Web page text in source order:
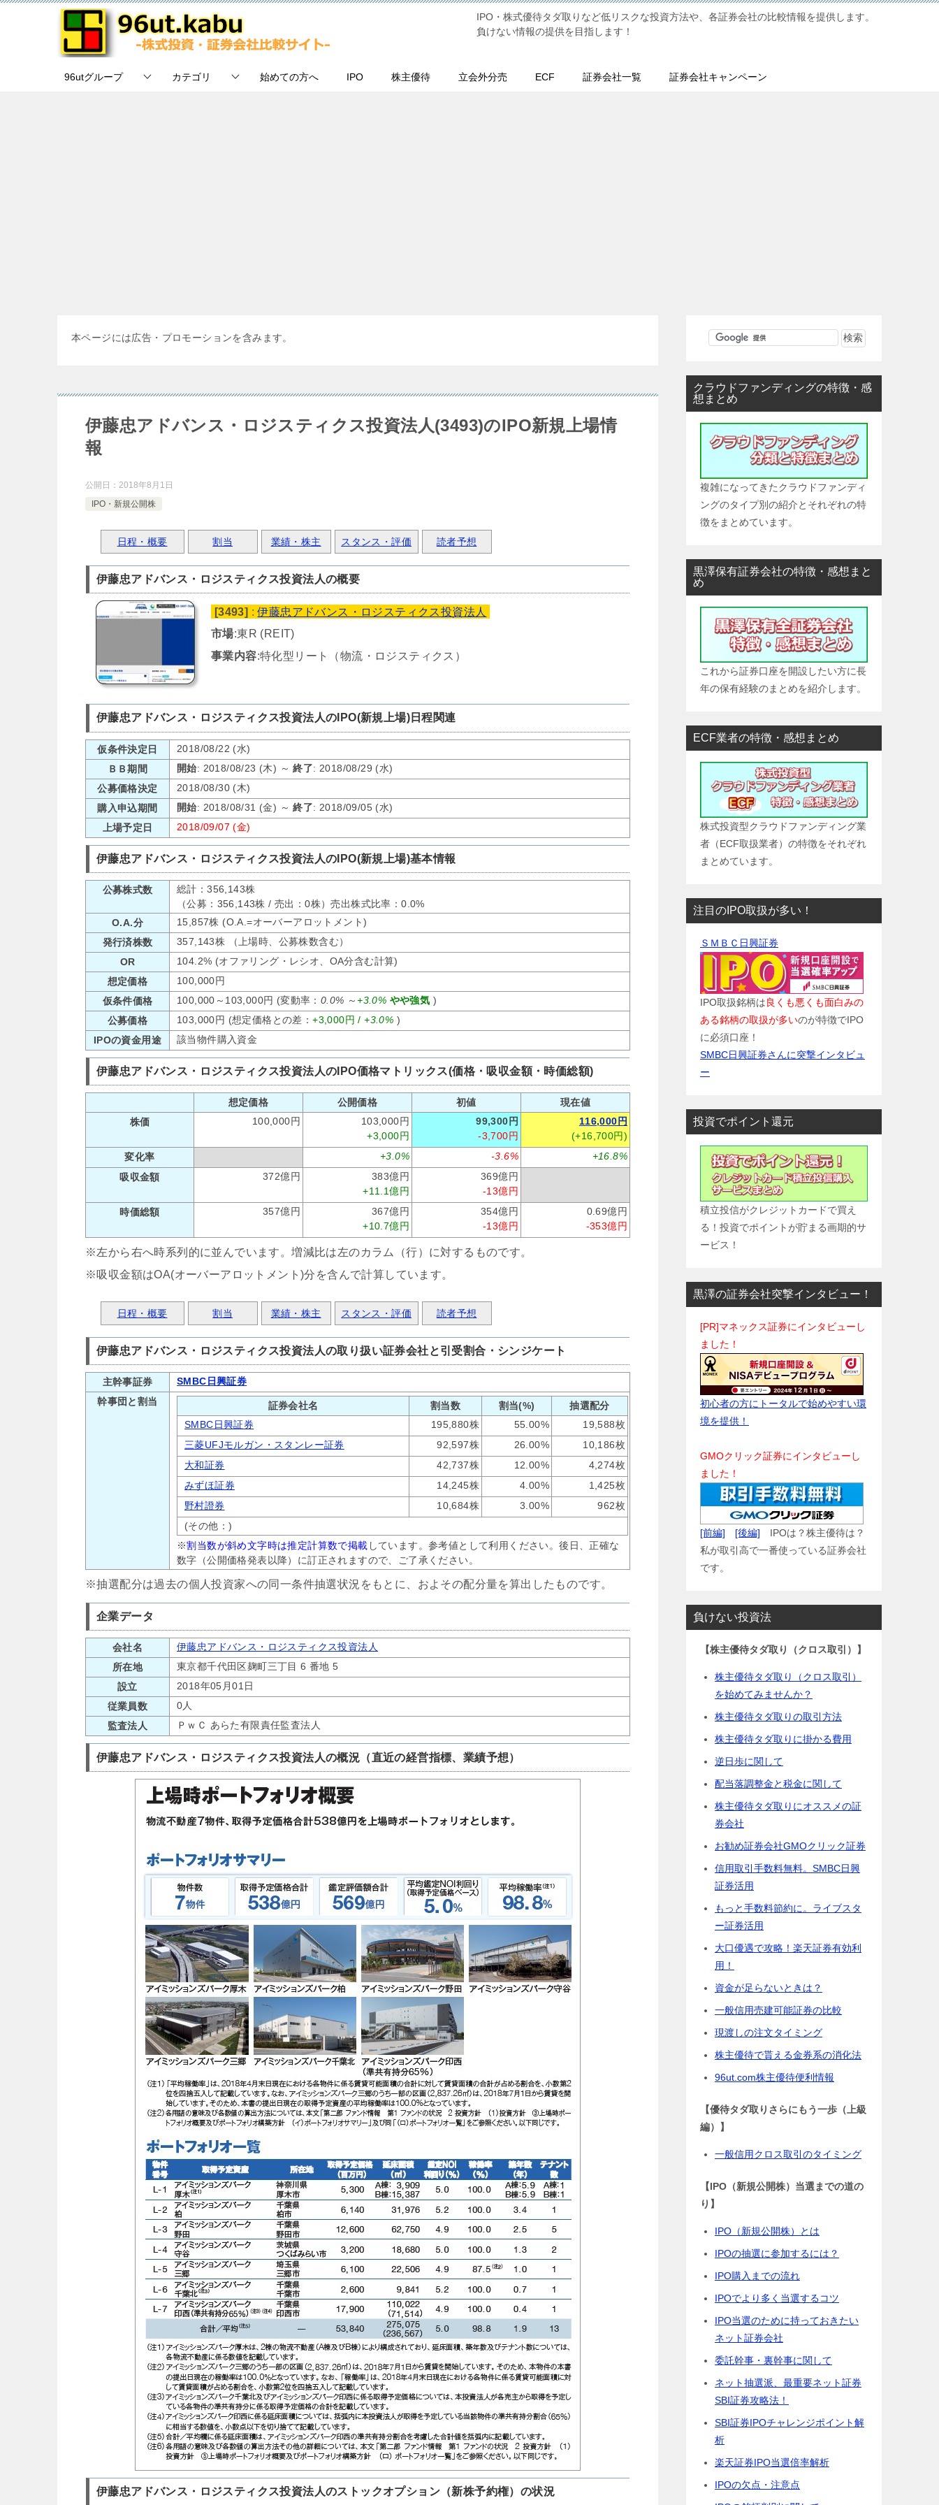
IPO・株式優待タダ取りなど低リスクな投資方法や、各証券会社の比較情報を提供します。
負けない情報の提供を目指します！
96utグループ カテゴリ 始めての方へ IPO 株主優待 立会外分売 ECF 証券会社一覧 証券会社キャンペーン
本ページには広告・プロモーションを含みます。
伊藤忠アドバンス・ロジスティクス投資法人(3493)のIPO新規上場情
報
公開日： 2018年8月1日
IPO・新規公開株
日程・概要 割当 業績・株主 スタンス・評価 読者予想
伊藤忠アドバンス・ロジスティクス投資法人の概要
[3493] :伊藤忠アドバンス・ロジスティクス投資法人
市場:東R (REIT)
事業内容:特化型リート（物流・ロジスティクス）
伊藤忠アドバンス・ロジスティクス投資法人のIPO(新規上場)日程関連
仮条件決定日
2018/08/22 (水)
ＢＢ期間
開始: 2018/08/23 (木) ～終了: 2018/08/29 (水)
公募価格決定
2018/08/30 (木)
購入申込期間
開始: 2018/08/31 (金) ～終了: 2018/09/05 (水)
上場予定日
2018/09/07 (金)
伊藤忠アドバンス・ロジスティクス投資法人のIPO(新規上場)基本情報
公募株式数
総計：356,143株
（公募：356,143株 / 売出：0株）売出株式比率：0.0%
O.A.分
15,857株 (O.A.=オーバーアロットメント)
発行済株数
357,143株 （上場時、公募株数含む）
OR
104.2% (オファリング・レシオ、OA分含む計算)
想定価格
100,000円
仮条件価格
100,000～103,000円 (変動率： 0.0% ～+3.0% やや強気 )
公募価格
103,000円 (想定価格との差：+3,000円 /+3.0% )
IPOの資金用途
該当物件購入資金
伊藤忠アドバンス・ロジスティクス投資法人のIPO価格マトリックス(価格・吸収金額・時価総額)
想定価格 公開価格 初値
現在値
株価
100,000円
103,000円
+3,000円
99,300円
-3,700円
116,000円
(+16,700円)
変化率
+3.0% -3.6%
+16.8%
吸収金額
372億円
383億円
+11.1億円
369億円
-13億円
時価総額
357億円
367億円
+10.7億円
354億円
-13億円
0.69億円
-353億円
※左から右へ時系列的に並んでいます。増減比は左のカラム（行）に対するものです。
※吸収金額はOA(オーバーアロットメント)分を含んで計算しています。
日程・概要 割当 業績・株主 スタンス・評価 読者予想
伊藤忠アドバンス・ロジスティクス投資法人の取り扱い証券会社と引受割合・シンジケート
主幹事証券
SMBC日興証券
幹事団と割当
証券会社名 割当数 割当(%)
抽選配分
SMBC日興証券
195,880株 55.00%
19,588枚
三菱UFJモルガン・スタンレー証券
92,597株 26.00%
10,186枚
大和証券
42,737株 12.00%
4,274枚
みずほ証券
14,245株 4.00%
1,425枚
野村證券
10,684株 3.00%
962枚
(その他：)
※割当数が斜め文字時は推定計算数で掲載 しています。参考値として利用ください。後日、正確な
数字（公開価格発表以降）に訂正されますので、ご了承ください。
※抽選配分は過去の個人投資家への同一条件抽選状況をもとに、およその配分量を算出したものです。
企業データ
会社名
伊藤忠アドバンス・ロジスティクス投資法人
所在地
東京都千代田区麹町三丁目 6 番地 5
設立
2018年05月01日
従業員数
0人
監査法人
ＰｗＣ あらた有限責任監査法人
伊藤忠アドバンス・ロジスティクス投資法人の概況（直近の経営指標、業績予想）
伊藤忠アドバンス・ロジスティクス投資法人のストックオプション（新株予約権）の状況
クラウドファンディングの特徴・感
想まとめ
複雑になってきたクラウドファンディ
ングのタイプ別の紹介とそれぞれの特
徴をまとめています。
黒澤保有証券会社の特徴・感想まと
め
これから証券口座を開設したい方に長
年の保有経験のまとめを紹介します。
ECF業者の特徴・感想まとめ
株式投資型クラウドファンディング業
者（ECF取扱業者）の特徴をそれぞれ
まとめています。
注目のIPO取扱が多い！
ＳＭＢＣ日興証券
IPO取扱銘柄は良くも悪くも面白みの
ある銘柄の取扱が多いのが特徴でIPO
に必須口座！
SMBC日興証券さんに突撃インタビュ
ー
投資でポイント還元
積立投信がクレジットカードで買え
る！投資でポイントが貯まる画期的サ
ービス！
黒澤の証券会社突撃インタビュー！
[PR]マネックス証券にインタビューし
ました！
初心者の方にトータルで始めやすい環
境を提供！
GMOクリック証券にインタビューし
ました！
[前編] [後編] IPOは？株主優待は？
私が取引高で一番使っている証券会社
です。
負けない投資法
【株主優待タダ取り（クロス取引）】
株主優待タダ取り（クロス取引）
を始めてみませんか？
株主優待タダ取りの取引方法
株主優待タダ取りに掛かる費用
逆日歩に関して
配当落調整金と税金に関して
株主優待タダ取りにオススメの証
券会社
お勧め証券会社GMOクリック証券
信用取引手数料無料。SMBC日興
証券活用
もっと手数料節約に。ライブスタ
ー証券活用
大口優遇で攻略！楽天証券有効利
用！
資金が足らないときは？
一般信用売建可能証券の比較
現渡しの注文タイミング
株主優待で貰える金券系の消化法
96ut.com株主優待便利情報
【優待タダ取りさらにもう一歩（上級
編）】
一般信用クロス取引のタイミング
【IPO（新規公開株）当選までの道の
り】
IPO（新規公開株）とは
IPOの抽選に参加するには？
IPO購入までの流れ
IPOでより多く当選するコツ
IPO当選のために持っておきたい
ネット証券会社
委託幹事・裏幹事に関して
ネット抽選派、最重要ネット証券
SBI証券攻略法！
SBI証券IPOチャレンジポイント解
析
楽天証券IPO当選倍率解析
IPOの欠点・注意点